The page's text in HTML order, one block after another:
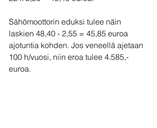
Sähömoottorin eduksi tulee näin
laskien 48,40 - 2,55 = 45,85 euroa
ajotuntia kohden. Jos veneellä ajetaan
100 h/vuosi, niin eroa tulee 4.585,-
euroa.